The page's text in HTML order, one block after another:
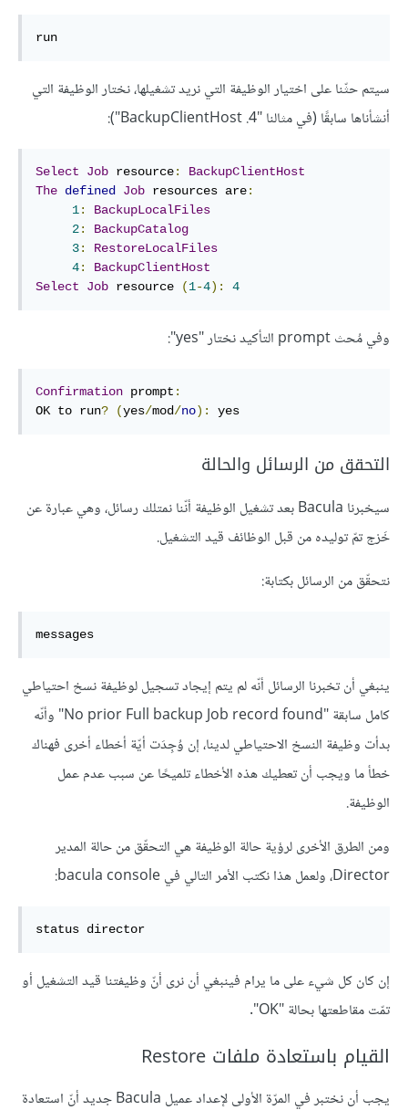
run
سيتم حثّنا على اختيار الوظيفة التي نريد تشغيلها، نختار الوظيفة التي
أنشأناها سابقًا (في مثالنا "4. BackupClientHost"):
Select Job resource:
BackupClientHost
The defined Job resources are:
1:
BackupLocalFiles
2:
BackupCatalog
3:
RestoreLocalFiles
4:
BackupClientHost
Select
Job resource (1-4): 4
وفي مُحث prompt التأكيد نختار "yes":
Confirmation prompt :
OK to run? (yes/mod/no): yes
التحقق من الرسائل والحالة
سيخبرنا Bacula بعد تشغيل الوظيفة أنّنا نمتلك رسائل، وهي عبارة عن
خَرْج تمّ توليده من قبل الوظائف قيد التشغيل.
نتحقّق من الرسائل بكتابة:
messages
ينبغي أن تخبرنا الرسائل أنّه لم يتم إيجاد تسجيل لوظيفة نسخ احتياطي
كامل سابقة "No prior Full backup Job record found" وأنّه
بدأت وظيفة النسخ الاحتياطي لدينا، إن وُجِدَت أيّة أخطاء أخرى فهناك
خطأ ما ويجب أن تعطيك هذه الأخطاء تلميحًا عن سبب عدم عمل
الوظيفة.
ومن الطرق الأخرى لرؤية حالة الوظيفة هي التحقّق من حالة المدير
Director، ولعمل هذا نكتب الأمر التالي في bacula console:
status director
إن كان كل شيء على ما يرام فينبغي أن نرى أنّ وظيفتنا قيد التشغيل أو
تمّت مقاطعتها بحالة "OK".
القيام باستعادة ملفات Restore
يجب أن نختبر في المرّة الأولى لإعداد عميل Bacula جديد أنّ استعادة